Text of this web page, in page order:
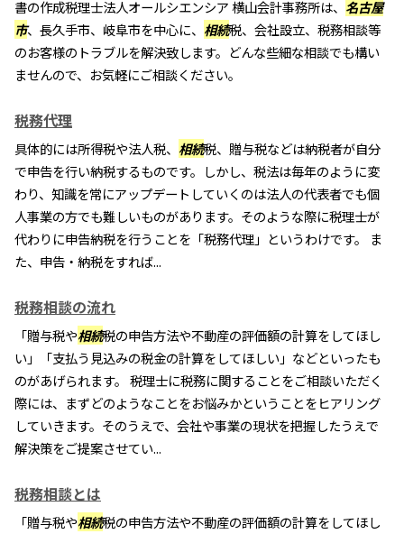
書の作成税理士法人オールシエンシア 横山会計事務所は、 名古屋
市、長久手市、岐阜市を中心に、 相続税、会社設立、税務相談等
のお客様のトラブルを解決致します。どんな些細な相談でも構い
ませんので、お気軽にご相談ください。
税務代理
具体的には所得税や法人税、 相続税、贈与税などは納税者が自分
で申告を行い納税するものです。しかし、税法は毎年のように変
わり、知識を常にアップデートしていくのは法人の代表者でも個
人事業の方でも難しいものがあります。そのような際に税理士が
代わりに申告納税を行うことを「税務代理」というわけです。 ま
た、申告・納税をすれば...
税務相談の流れ
「贈与税や相続税の申告方法や不動産の評価額の計算をしてほし
い」「支払う見込みの税金の計算をしてほしい」などといったも
のがあげられます。 税理士に税務に関することをご相談いただく
際には、まずどのようなことをお悩みかということをヒアリング
していきます。そのうえで、会社や事業の現状を把握したうえで
解決策をご提案させてい...
税務相談とは
「贈与税や相続税の申告方法や不動産の評価額の計算をしてほし